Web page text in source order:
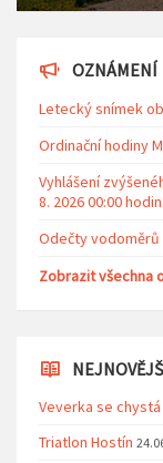
OZNÁMENÍ
Letecký snímek
Ordinační hodiny
Vyhlášení
8. 2026 00:00
Odečty vodoměrů
Zobrazit všechna
Veverka se
Triatlon Hostín